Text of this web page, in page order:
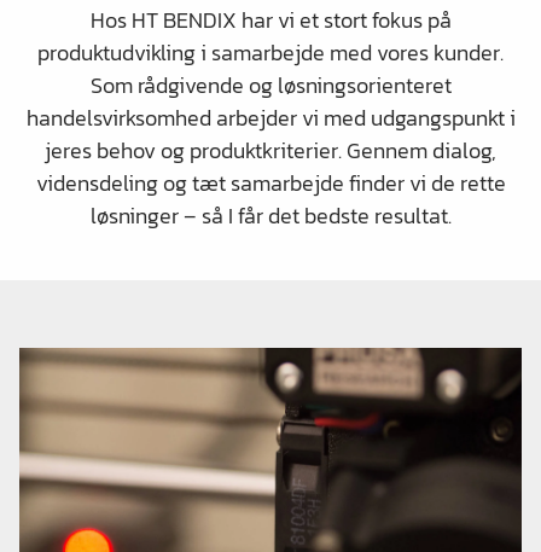
Hos HT BENDIX har vi et stort fokus på
produktudvikling i samarbejde med vores kunder.
Som rådgivende og løsningsorienteret
handelsvirksomhed arbejder vi med udgangspunkt i
jeres behov og produktkriterier. Gennem dialog,
vidensdeling og tæt samarbejde finder vi de rette
løsninger – så I får det bedste resultat.